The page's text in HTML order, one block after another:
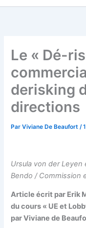
Le « Dé-
derisking
directions
ParViviane De Beaufort/
Ursula von der Leyen
Bendo / Commission
Article écrit par Erik
du cours « UE et
par Viviane de